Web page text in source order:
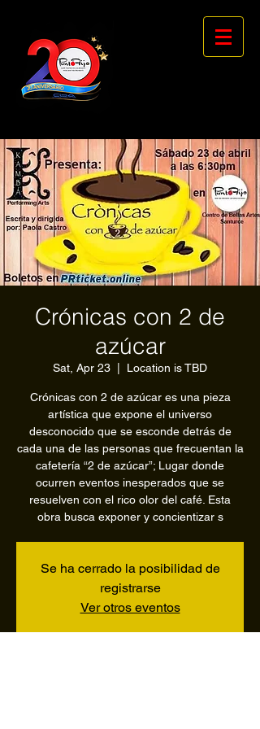
Crónicas con 2 de
azúcar
Sat, Apr 23 Location is TBD
Crónicas con 2 de azúcar es una pieza
artística que expone el universo
desconocido que se esconde detrás de
cada una de las personas que frecuentan la
cafetería “2 de azúcar”; Lugar donde
ocurren eventos inesperados que se
resuelven con el rico olor del café. Esta
obra busca exponer y concientizar s
Se ha cerrado la posibilidad de
registrarse
Ver otros eventos